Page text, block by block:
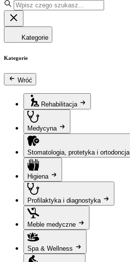
Kategorie
Kategorie
Wróć
Rehabilitacja
Medycyna
Stomatologia, protetyka i ortodoncja
Higiena
Profilaktyka i diagnostyka
Meble medyczne
Spa & Wellness